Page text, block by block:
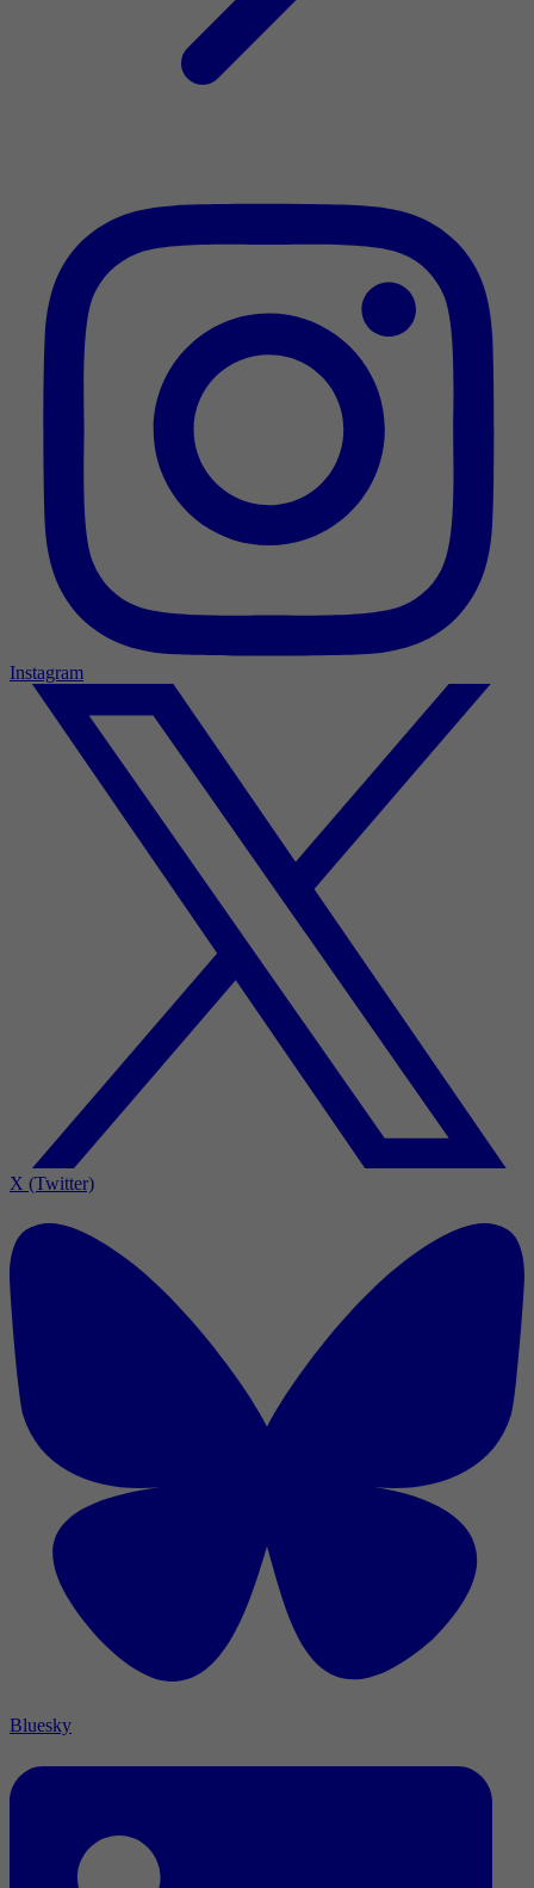
Instagram
X (Twitter)
Bluesky